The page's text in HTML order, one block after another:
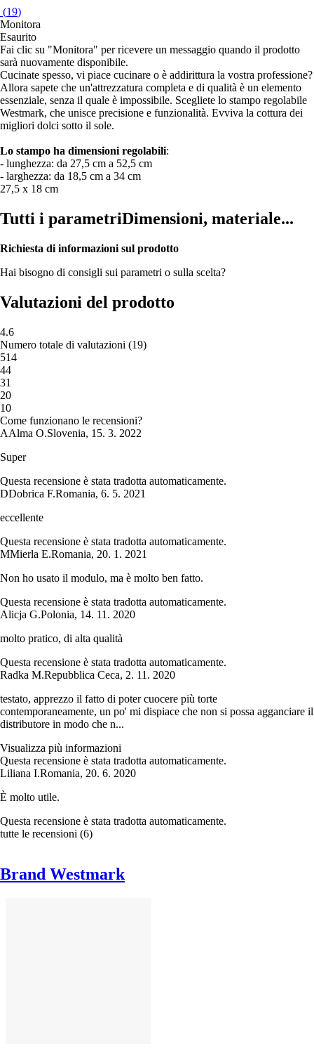
(19)
Monitora
Esaurito
Fai clic su "Monitora" per ricevere un messaggio quando il prodotto
sarà nuovamente disponibile.
Cucinate spesso, vi piace cucinare o è addirittura la vostra professione?
Allora sapete che un'attrezzatura completa e di qualità è un elemento
essenziale, senza il quale è impossibile. Scegliete lo stampo regolabile
Westmark, che unisce precisione e funzionalità. Evviva la cottura dei
migliori dolci sotto il sole.
Lo stampo ha dimensioni regolabili:
- lunghezza: da 27,5 cm a 52,5 cm
- larghezza: da 18,5 cm a 34 cm
27,5 x 18 cm
Tutti i parametriDimensioni, materiale...
Richiesta di informazioni sul prodotto
Hai bisogno di consigli sui parametri o sulla scelta?
Valutazioni del prodotto
4.6
Numero totale di valutazioni (19)
514
44
31
20
10
Come funzionano le recensioni?
AAlma O.Slovenia, 15. 3. 2022
Super
Questa recensione è stata tradotta automaticamente.
DDobrica F.Romania, 6. 5. 2021
eccellente
Questa recensione è stata tradotta automaticamente.
MMierla E.Romania, 20. 1. 2021
Non ho usato il modulo, ma è molto ben fatto.
Questa recensione è stata tradotta automaticamente.
Alicja G.Polonia, 14. 11. 2020
molto pratico, di alta qualità
Questa recensione è stata tradotta automaticamente.
Radka M.Repubblica Ceca, 2. 11. 2020
testato, apprezzo il fatto di poter cuocere più torte
contemporaneamente, un po' mi dispiace che non si possa agganciare il
distributore in modo che n...
Visualizza più informazioni
Questa recensione è stata tradotta automaticamente.
Liliana I.Romania, 20. 6. 2020
È molto utile.
Questa recensione è stata tradotta automaticamente.
tutte le recensioni (6)
Brand Westmark